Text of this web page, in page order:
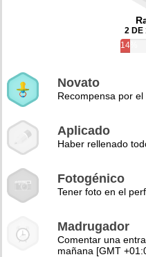
2 DE
14%
Novato
Recompensa por
Aplicado
Haber rellenado
Fotogénico
Tener foto en el
Madrugador
Comentar una
mañana [GMT